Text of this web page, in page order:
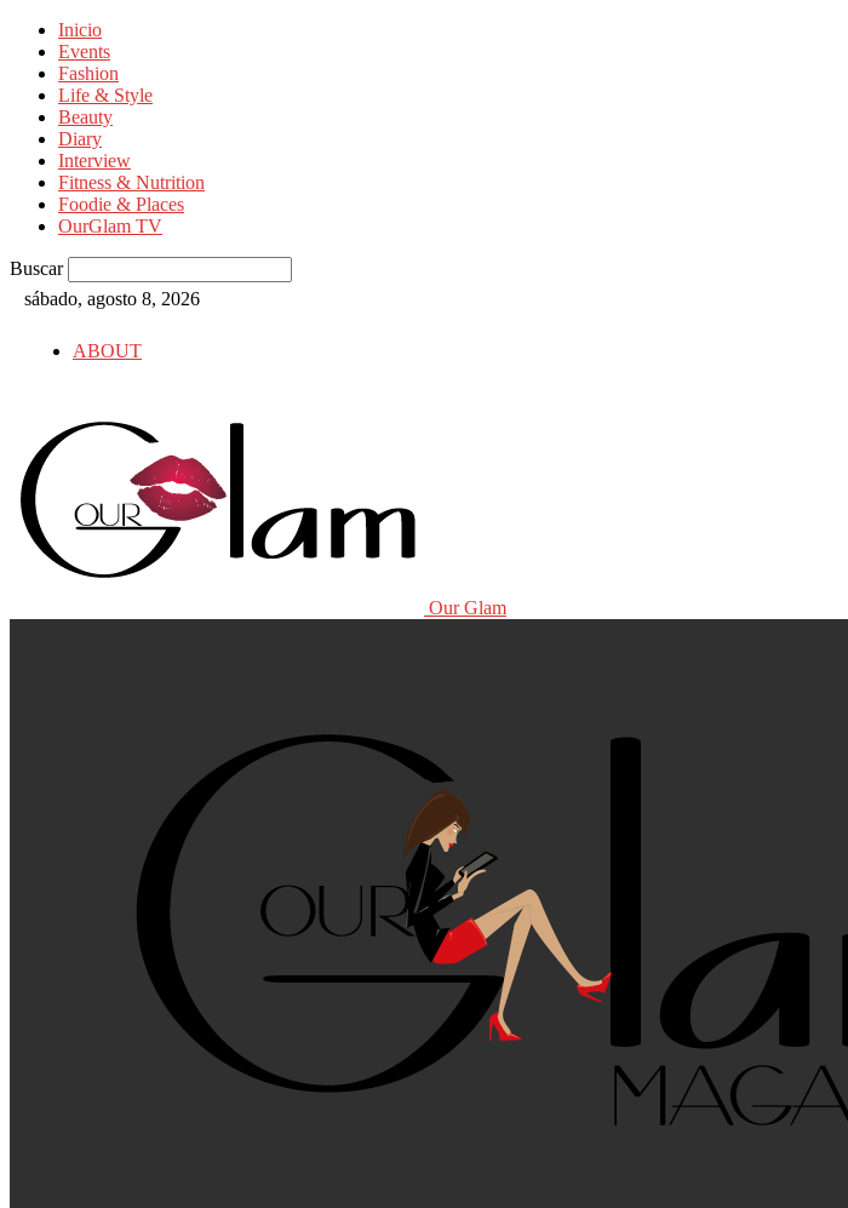
Inicio
Events
Fashion
Life & Style
Beauty
Diary
Interview
Fitness & Nutrition
Foodie & Places
OurGlam TV
Buscar
sábado, agosto 8, 2026
ABOUT
Our Glam